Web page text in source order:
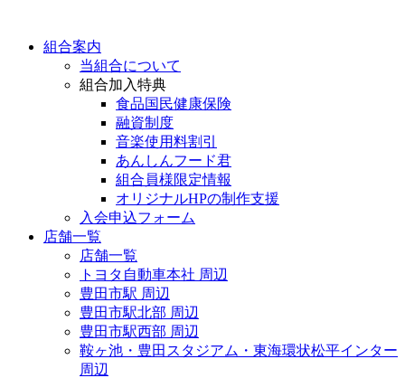
組合案内
当組合について
組合加入特典
食品国民健康保険
融資制度
音楽使用料割引
あんしんフード君
組合員様限定情報
オリジナルHPの制作支援
入会申込フォーム
店舗一覧
店舗一覧
トヨタ自動車本社 周辺
豊田市駅 周辺
豊田市駅北部 周辺
豊田市駅西部 周辺
鞍ヶ池・豊田スタジアム・東海環状松平インター
周辺